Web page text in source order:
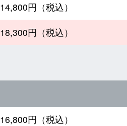
14,800円（税込）
18,300円（税込）
16,800円（税込）